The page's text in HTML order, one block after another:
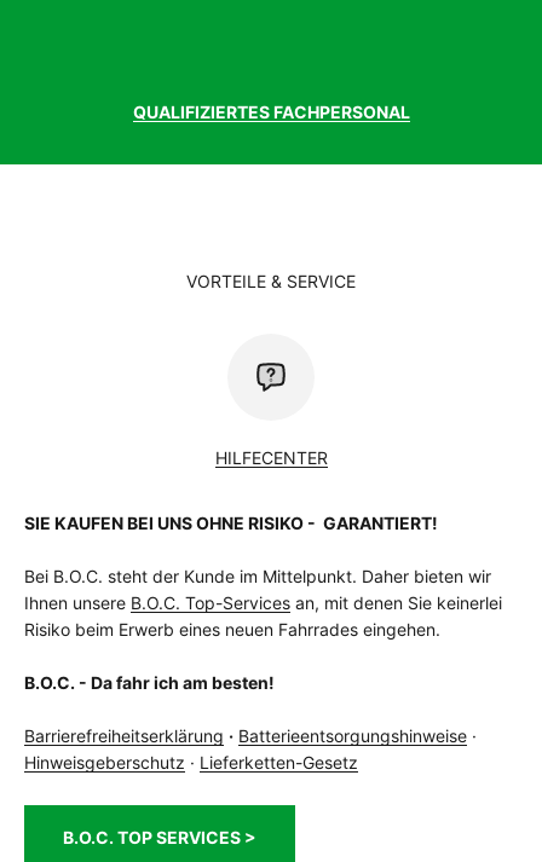
QUALIFIZIERTES FACHPERSONAL
VORTEILE & SERVICE
HILFECENTER
SIE KAUFEN BEI UNS OHNE RISIKO - GARANTIERT!
Bei B.O.C. steht der Kunde im Mittelpunkt. Daher bieten wir
Ihnen unsere B.O.C. Top-Services an, mit denen Sie keinerlei
Risiko beim Erwerb eines neuen Fahrrades eingehen.
B.O.C. - Da fahr ich am besten!
Barrierefreiheitserklärung · Batterieentsorgungshinweise ·
Hinweisgeberschutz · Lieferketten-Gesetz
B.O.C. TOP SERVICES >